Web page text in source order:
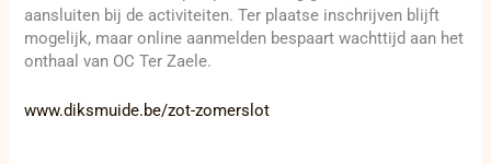
aansluiten bij de activiteiten. Ter plaatse inschrijven blijft
mogelijk, maar online aanmelden bespaart wachttijd aan het
onthaal van OC Ter Zaele.
www.diksmuide.be/zot-zomerslot